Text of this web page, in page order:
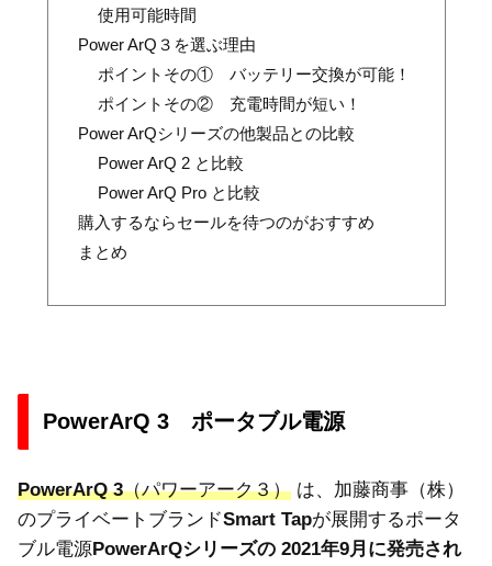
使用可能時間
Power ArQ３を選ぶ理由
ポイントその① バッテリー交換が可能！
ポイントその② 充電時間が短い！
Power ArQシリーズの他製品との比較
Power ArQ 2 と比較
Power ArQ Pro と比較
購入するならセールを待つのがおすすめ
まとめ
PowerArQ 3 ポータブル電源
PowerArQ 3（パワーアーク３） は、加藤商事（株）
のプライベートブランドSmart Tapが展開するポータ
ブル電源PowerArQシリーズの 2021年9月に発売され